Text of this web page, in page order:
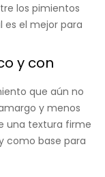
los pimientos
es el mejor para
y con
que aún no
y menos
una textura firme
como base para